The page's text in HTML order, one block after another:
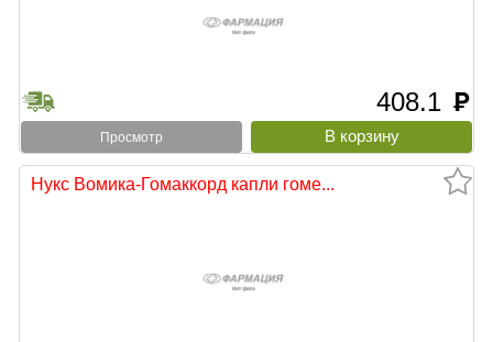
408.1 руб
Просмотр
Нукс Вомика-Гомаккорд капли гоме...